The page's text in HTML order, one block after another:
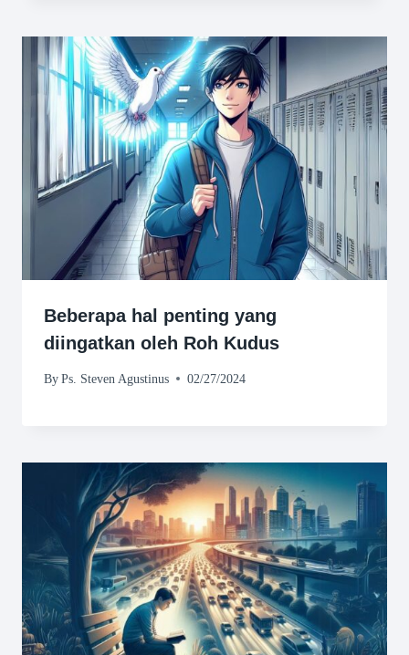
Beberapa hal penting yang
diingatkan oleh Roh Kudus
By Ps. Steven Agustinus 02/27/2024